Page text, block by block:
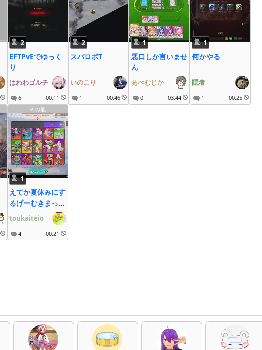
2
EFTPvEでゆっく
り
はわわゴルチ
6 00:11
2
スパロボT
いのこり
1 00:46
1
悪口しか言いませ
ん
あべむじか
0 03:44
1
何かやる
隠者
1
00:25
その他
1
えてか夏休みにす
るげーむきまって
へん
toukaiteio
4 00:21